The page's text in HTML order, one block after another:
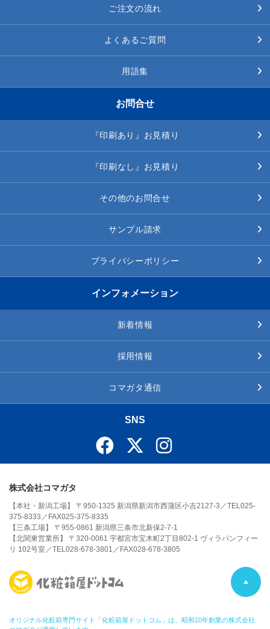
ご注文の流れ
よくあるご質問
用語集
お問合せ
『印刷あり』お見積り
『印刷なし』お見積り
その他のお問合せ
サンプル請求
プライバシーポリシー
インフォメーション
新着情報
採用情報
コマガタ通信
SNS
株式会社コマガタ
【本社・新潟工場】 〒950-1325 新潟県新潟市西蒲区小吉2127-3／TEL025-
375-8333／FAX025-375-8335
【三条工場】 〒955-0861 新潟県三条市北新保2-7-1
【北関東営業所】 〒320-0061 宇都宮市宝木町2丁目802-1 ヴィラパンフィー
リ 102号室／TEL028-678-3801／FAX028-678-3805
P
オリジナル化粧箱専門サイト「化粧箱屋ドットコム」は、昭和10年創業の株式会社